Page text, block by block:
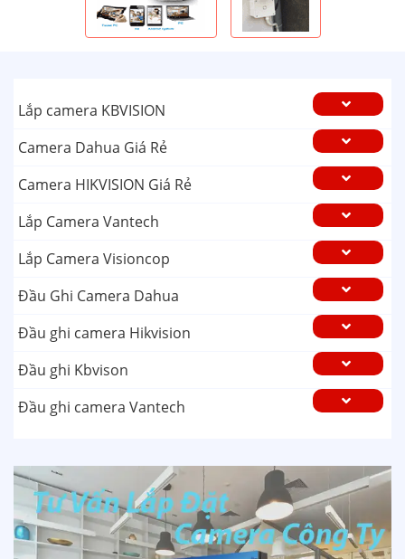
Lắp camera KBVISION
Camera Dahua Giá Rẻ
Camera HIKVISION Giá Rẻ
Lắp Camera Vantech
Lắp Camera Visioncop
Đầu Ghi Camera Dahua
Đầu ghi camera Hikvision
Đầu ghi Kbvison
Đầu ghi camera Vantech